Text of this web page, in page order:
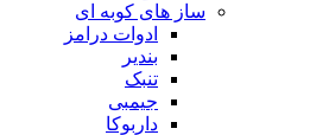
ساز های کوبه ای
ادوات درامز
بندیر
تنبک
جیمبی
داربوکا